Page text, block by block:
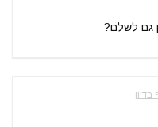
גם לשלם?